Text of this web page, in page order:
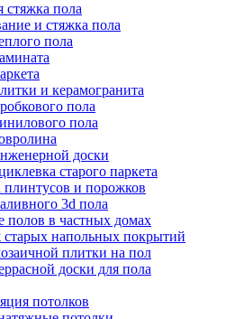
стяжка пола
и стяжка пола
пола
и керамогранита
пола
пола
доски
старого паркета
плинтусов и порожков
3d пола
полов в частных домах
напольных покрытий
плитки на пол
доски для пола
потолков